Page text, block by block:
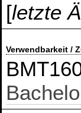
[letzte
Verwendbarkeit /